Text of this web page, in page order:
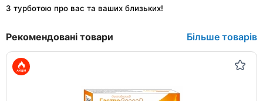
З турботою про вас та ваших близьких!
Рекомендовані товари Більше товарів